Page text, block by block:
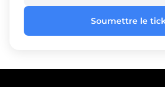
Soumettre le